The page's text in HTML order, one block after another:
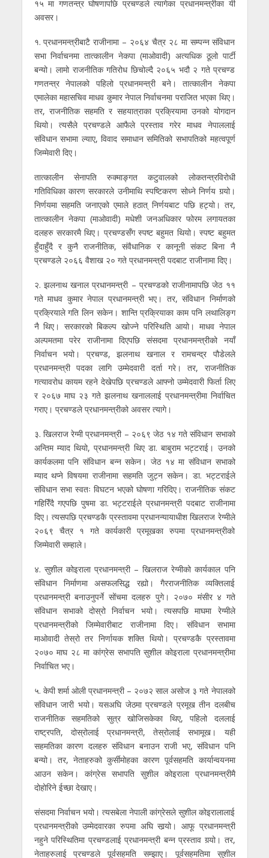
१५ मा गणतन्त्र घोषणापछि प्रचण्डले त्यागेका प्रधानमन्त्रीका यी
अवसर।
१. प्रधानमन्त्रीबाटै राजीनामा – २०६४ चैत्र २८ मा सम्पन्न संविधान
सभा निर्वाचनमा तात्कालीन नेकपा (माओवादी) अत्यधिक ठूलो पार्टी
बन्यो। लामो राजनीतिक गतिरोध छिचोल्दै २०६५ भदौ २ गते प्रचण्ड
गणतन्त्र नेपालको पहिलो प्रधानमन्त्री बने। तात्कालीन नेकपा
एमालेका महासचिव माधव कुमार नेपाल निर्वाचनमा पराजित भएका थिए।
तर, राजनीतिक सहमति र सहयात्राका प्रक्रियामा उनको योगदान
थियो। त्यसैले प्रचण्डले आफैले प्रस्ताव गरेर माधव नेपाललाई
संविधान सभामा ल्याए, विवाद समाधान समितिको सभापतिको महत्वपूर्ण
जिम्मेवारी दिए।
तात्कालीन सेनापति रुक्माङ्गत कटुवालको लोकतन्त्रविरोधी
गतिविधिका कारण सरकारले उनीमाथि स्पष्टिकरण सोध्ने निर्णय गर्‍यो।
निर्णयमा सहमति जनाएको एमाले हठात् निर्णयबाट पछि हट्यो। तर,
तात्कालीन नेकपा (माओवादी) मधेशी जनअधिकार फोरम लगायतका
दलहरु सरकारमै थिए। प्रचण्डसँग स्पष्ट बहुमत थियो। स्पष्ट बहुमत
हुँदाहुँदै र कुनै राजनीतिक, संवैधानिक र कानूनी संकट बिना नै
प्रचण्डले २०६६ वैशाख २० गते प्रधानमन्त्री पदबाट राजीनामा दिए।
२. झलनाथ खनाल प्रधानमन्त्री – प्रचण्डको राजीनामापछि जेठ ११
गते माधव कुमार नेपाल प्रधानमन्त्री भए। तर, संविधान निर्माणको
प्रक्रियाले गति लिन सकेन। शान्ति प्रक्रियाका काम पनि लथालिङ्ग
नै थिए। सरकारको बिकल्प खोज्ने परिस्थिति आयो। माधव नेपाल
अल्पमतमा परेर राजीनामा दिएपछि संसदमा प्रधानमन्त्रीको नयाँ
निर्वाचन भयो। प्रचण्ड, झलनाथ खनाल र रामचन्द्र पौडेलले
प्रधानमन्त्री पदका लागि उम्मेदवारी दर्ता गरे। तर, राजनीतिक
गत्यावरोध कायम रहने देखेपछि प्रचण्डले आफ्नो उम्मेदवारी फिर्ता लिए
र २०६७ माघ २३ गते झलनाथ खनाललाई प्रधानमन्त्रीमा निर्वाचित
गराए। प्रचण्डले प्रधानमन्त्रीको अवसर त्यागे।
३. खिलराज रेग्मी प्रधानमन्त्री – २०६९ जेठ १४ गते संविधान सभाको
अन्तिम म्याद थियो, प्रधानमन्त्री थिए डा. बाबुराम भट्टराई। उनको
कार्यकलमा पनि संविधान बन्न सकेन। जेठ १४ मा संविधान सभाको
म्याद थप्ने विषयमा राजीनामा सहमति जुट्न सकेन। डा. भट्टराईले
संविधान सभा स्वतः विघटन भएको घोषणा गरिदिए। राजनीतिक संकट
गहिरिँदै गएपछि पुषमा डा. भट्टराईले प्रधानमन्त्री पदबाट राजीनामा
दिए। त्यसपछि प्रचण्डकै प्रस्तावमा प्रधानन्यायाधीश खिलराज रेग्मीले
२०६९ चैत्र १ गते कार्यकारी प्रमूखका रुपमा प्रधानमन्त्रीको
जिम्मेवारी सम्हाले।
४. सुशील कोइराला प्रधानमन्त्री – खिलराज रेग्मीको कार्यकाल पनि
संविधान निर्माणमा असफलसिद्ध रह्यो। गैरराजनीतिक व्यक्तिलाई
प्रधानमन्त्री बनाउनुपर्ने सोंचमा दलहरु पुगे। २०७० मंसीर ४ गते
संविधान सभाको दोस्रो निर्वाचन भयो। त्यसपछि माघमा रेग्मीले
प्रधानमन्त्रीको जिम्मेवारीबाट राजीनामा दिए। संविधान सभामा
माओवादी तेस्रो तर निर्णायक शक्ति थियो। प्रचण्डकै प्रस्तावमा
२०७० माघ २८ मा कांग्रेस सभापति सुशील कोइराला प्रधानमन्त्रीमा
निर्वाचित भए।
५. केपी शर्मा ओली प्रधानमन्त्री – २०७२ साल असोज ३ गते नेपालको
संविधान जारी भयो। यसअघि जेठमा प्रचण्डले प्रमूख तीन दलबीच
राजनीतिक सहमतिको सुत्र खोजिसकेका थिए, पहिलो दललाई
राष्ट्रपति, दोस्रोलाई प्रधानमन्त्री, तेस्रोलाई सभामूख। यही
सहमतिका कारण दलहरु संविधान बनाउन राजी भए, संविधान पनि
बन्यो। तर, नेताहरुको कुर्सीमोहका कारण पूर्वसहमति कार्यान्वयनमा
आउन सकेन। कांग्रेस सभापति सुशील कोइराला प्रधानमन्त्रीमै
दोहोरिने ईच्छा देखाए।
संसदमा निर्वाचन भयो। त्यसबेला नेपाली कांग्रेसले सुशील कोइरालालाई
प्रधानमन्त्रीको उम्मेदवारका रुपमा अघि सार्‍यो। आफू प्रधानमन्त्री
नहुने परिस्थितिमा प्रचण्डलाई प्रधानमन्त्री बन्न प्रस्ताव गर्‍यो। तर,
नेताहरुलाई प्रचण्डले पूर्वसहमति सम्झाए। पूर्वसहमतिमा सुशील